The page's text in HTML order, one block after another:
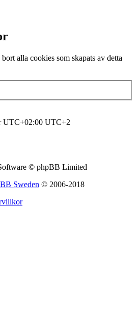
alla cookies som skapats av detta
UTC+02:00 UTC+2
© phpBB Limited
Sweden © 2006-2018